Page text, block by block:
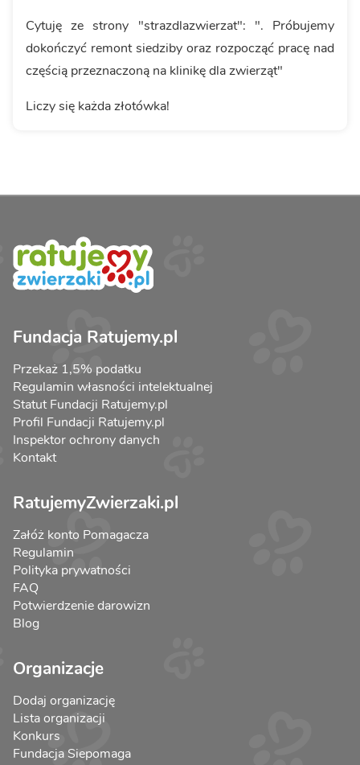
Cytuję ze strony "strazdlazwierzat": ". Próbujemy
dokończyć remont siedziby oraz rozpocząć pracę nad
częścią przeznaczoną na klinikę dla zwierząt"
Liczy się każda złotówka!
Fundacja Ratujemy.pl
Przekaż 1,5% podatku
Regulamin własności intelektualnej
Statut Fundacji Ratujemy.pl
Profil Fundacji Ratujemy.pl
Inspektor ochrony danych
Kontakt
RatujemyZwierzaki.pl
Załóż konto Pomagacza
Regulamin
Polityka prywatności
FAQ
Potwierdzenie darowizn
Blog
Organizacje
Dodaj organizację
Lista organizacji
Konkurs
Fundacja Siepomaga